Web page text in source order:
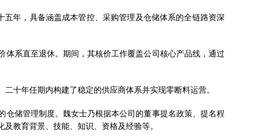
年，具备涵盖成本管控、采购管理及仓储体系的全链路资深
系直至退休。期间，其核价工作覆盖公司核心产品线，通过
十年任期内构建了稳定的供应商体系并实现零断料运营。
储管理制度。魏女士乃根据本公司的董事提名政策、提名程
教育背景、技能、知识、资格及经验等。